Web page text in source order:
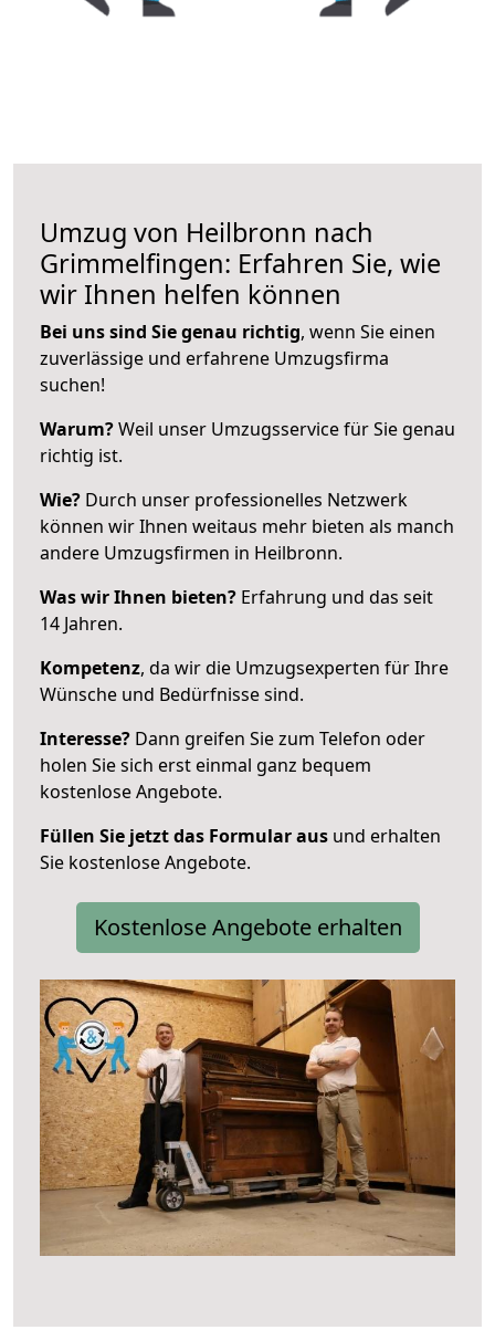
Umzug von Heilbronn nach
Grimmelfingen: Erfahren Sie, wie
wir Ihnen helfen können
Bei uns sind Sie genau richtig, wenn Sie einen
zuverlässige und erfahrene Umzugsfirma
suchen!
Warum?Weil unser Umzugsservice für Sie genau
richtig ist.
Wie? Durch unser professionelles Netzwerk
können wir Ihnen weitaus mehr bieten als manch
andere Umzugsfirmen in Heilbronn.
Was wir Ihnen bieten? Erfahrung und das seit
14 Jahren.
Kompetenz, da wir die Umzugsexperten für Ihre
Wünsche und Bedürfnisse sind.
Interesse? Dann greifen Sie zum Telefon oder
holen Sie sich erst einmal ganz bequem
kostenlose Angebote.
Füllen Sie jetzt das Formular aus und erhalten
Sie kostenlose Angebote.
Kostenlose Angebote erhalten